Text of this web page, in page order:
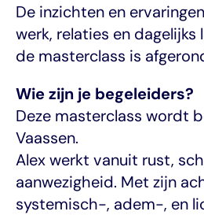
De inzichten en
werk, relaties en dagelijks
de masterclass is
Wie zijn je begeleiders?
Deze masterclass wordt
Vaassen.
Alex werkt vanuit rust,
aanwezigheid. Met zijn
systemisch-, adem-, en